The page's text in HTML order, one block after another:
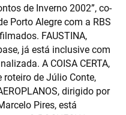
de Inverno 2002”, co-
Porto Alegre com a RBS
FAUSTINA,
já está inclusive com
A COISA CERTA,
roteiro de Júlio Conte,
dirigido por
Pires, está